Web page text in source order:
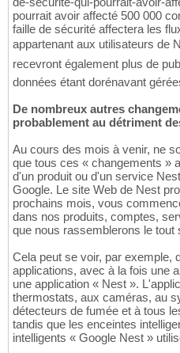
pourrait avoir affecté 500 000
faille de sécurité affectera les
appartenant aux utilisateurs de
recevront également plus de
données étant dorénavant
De nombreux autres
probablement au détriment
Au cours des mois à venir, ne
que tous ces « changements »
d'un produit ou d'un service
Google. Le site Web de Nest
prochains mois, vous
dans nos produits, comptes,
que nous rassemblerons le tout
Cela peut se voir, par exemple,
applications, avec à la fois une
une application « Nest ».
thermostats, aux caméras, au
détecteurs de fumée et à tous
tandis que les enceintes
intelligents « Google Nest »